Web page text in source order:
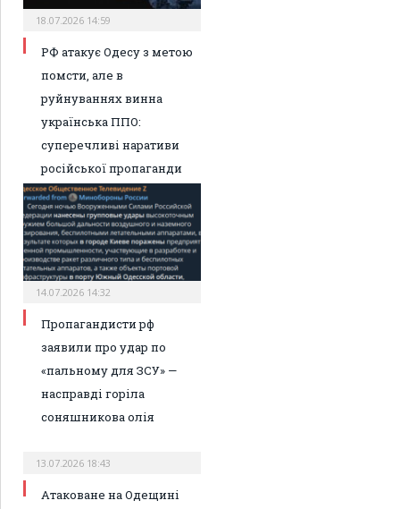
18.07.2026 14:59
РФ атакує Одесу з метою
помсти, але в
руйнуваннях винна
українська ППО:
суперечливі наративи
російської пропаганди
14.07.2026 14:32
Пропагандисти рф
заявили про удар по
«пальному для ЗСУ» —
насправді горіла
соняшникова олія
13.07.2026 18:43
Атаковане на Одещині